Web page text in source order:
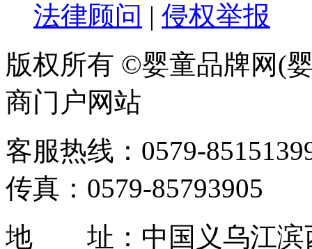
法律顾问 | 侵权举报
版权所有 ©婴童品牌网(
商门户网站
客服热线：0579-
传真：0579-85793905
地 址：中国义乌江滨